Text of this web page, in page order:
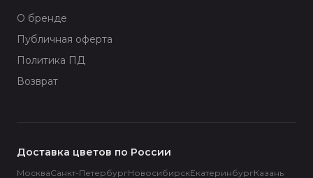
О бренде
Публичная оферта
Политика ПД
Возврат
Доставка цветов по России
МоскваСанкт-ПетербургНовосибирскЕкатеринбургКазань